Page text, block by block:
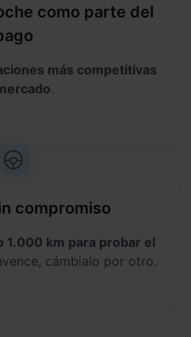
como parte del
más competitivas
.
compromiso
1.000 km para probar el
cámbialo por otro.